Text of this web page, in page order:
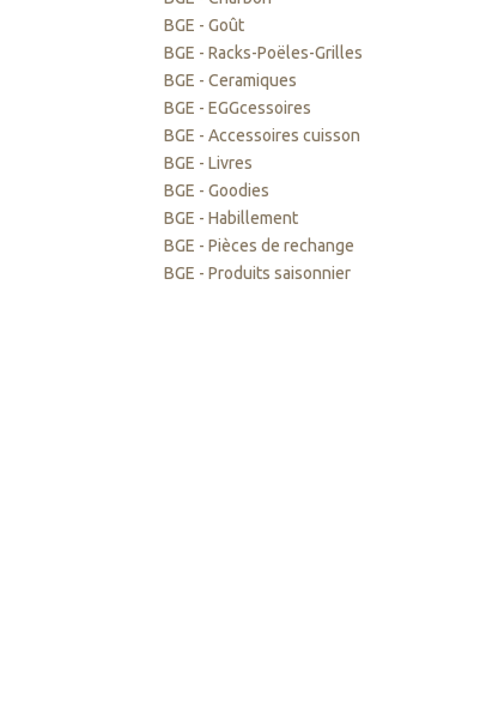
OFYR Trailer
OFYR Stockage Inserts PRO
OFYR Stockage bois
OFYR Table de découpe
OFYR Bancs
BGE - Goût
BGE - Racks-Poëles-Grilles
BGE - Ceramiques
BGE - EGGcessoires
BGE - Accessoires cuisson
BGE - Livres
BGE - Goodies
BGE - Habillement
BGE - Pièces de rechange
BGE - Produits saisonnier